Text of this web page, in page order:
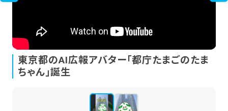
東京都のAI広報アバター「都庁たまごのたま
ちゃん」誕生